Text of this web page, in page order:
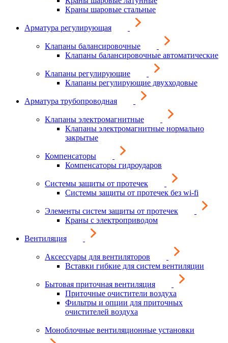
Краны шаровые стальные
Арматура регулирующая
Клапаны балансировочные
Клапаны балансировочные автоматические
Клапаны регулирующие
Клапаны регулирующие двухходовые
Арматура трубопроводная
Клапаны электромагнитные
Клапаны электромагнитные нормально
закрытые
Компенсаторы
Компенсаторы гидроударов
Системы защиты от протечек
Системы защиты от протечек без wi-fi
Элементы систем защиты от протечек
Краны с электроприводом
Вентиляция
Аксессуары для вентиляторов
Вставки гибкие для систем вентиляции
Бытовая приточная вентиляция
Приточные очистители воздуха
Фильтры и опции для приточных
очистителей воздуха
Моноблочные вентиляционные установки